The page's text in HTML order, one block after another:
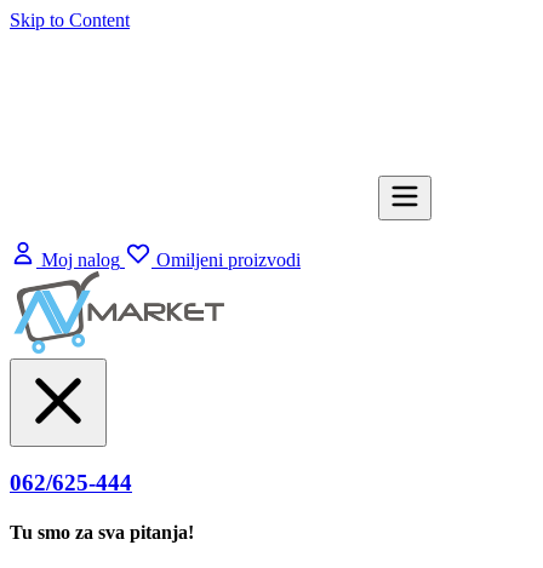
Skip to Content
Moj nalog Omiljeni proizvodi
062/625-444
Tu smo za sva pitanja!